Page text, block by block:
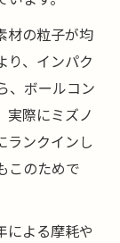
材の粒子が均
り、インパク
、ボールコン
実際にミズノ
ランクインし
このためで
による摩耗や